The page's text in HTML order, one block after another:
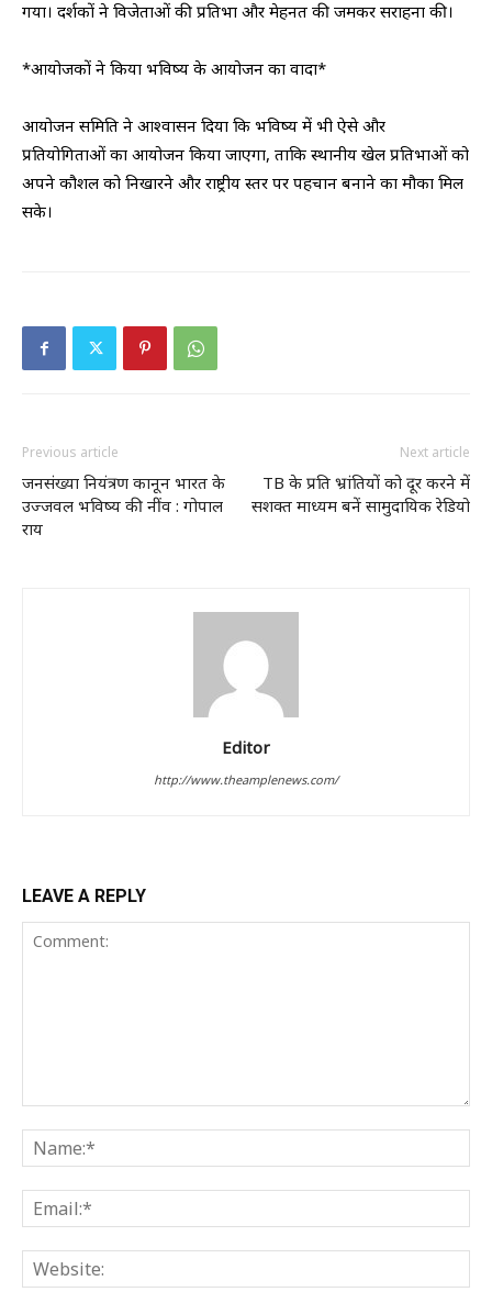
गया। दर्शकों ने विजेताओं की प्रतिभा और मेहनत की जमकर सराहना की।
*आयोजकों ने किया भविष्य के आयोजन का वादा*
आयोजन समिति ने आश्वासन दिया कि भविष्य में भी ऐसे और
प्रतियोगिताओं का आयोजन किया जाएगा, ताकि स्थानीय खेल प्रतिभाओं को
अपने कौशल को निखारने और राष्ट्रीय स्तर पर पहचान बनाने का मौका मिल
सके।
Previous article
जनसंख्या नियंत्रण कानून भारत के
उज्जवल भविष्य की नींव : गोपाल
राय
Next article
TB के प्रति भ्रांतियों को दूर करने में
सशक्त माध्यम बनें सामुदायिक रेडियो
Editor
http://www.theamplenews.com/
LEAVE A REPLY